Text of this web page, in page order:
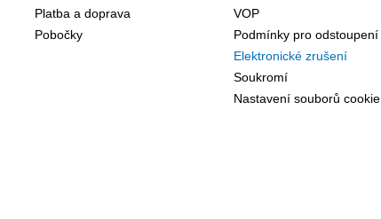
Platba a doprava
Pobočky
VOP
Podmínky pro odstoupení
Elektronické zrušení
Soukromí
Nastavení souborů cookie